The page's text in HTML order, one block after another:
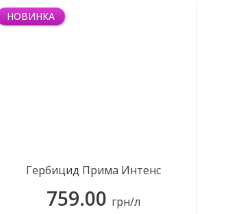
НОВИНКА
Гербицид Прима Интенс
759.00 грн/л